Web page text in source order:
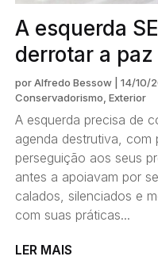
A esquerda
derrotar a paz
porAlfredo Bessow 14/10/
Conservadorismo, Exterior
A esquerda precisa de
agenda destrutiva, com
perseguição aos seus
antes a apoiavam por
calados, silenciados e
com suas práticas...
LER MAIS